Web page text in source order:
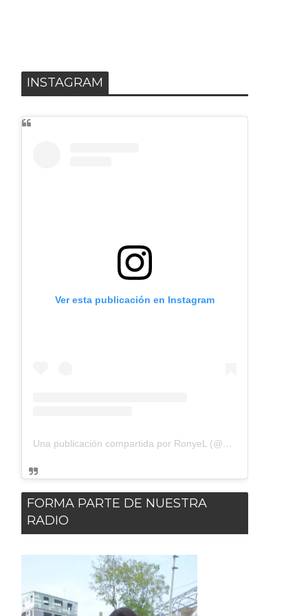
INSTAGRAM
Ver esta publicación en Instagram
Una publicación compartida por RonyeL (@dxsuelto)
FORMA PARTE DE NUESTRA
RADIO